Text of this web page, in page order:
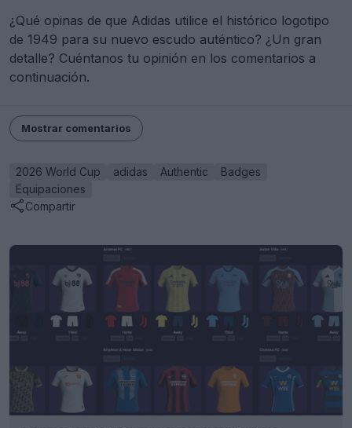
¿Qué opinas de que Adidas utilice el histórico logotipo
de 1949 para su nuevo escudo auténtico? ¿Un gran
detalle? Cuéntanos tu opinión en los comentarios a
continuación.
Mostrar comentarios
2026 World Cup adidas Authentic
Badges
Equipaciones
Compartir